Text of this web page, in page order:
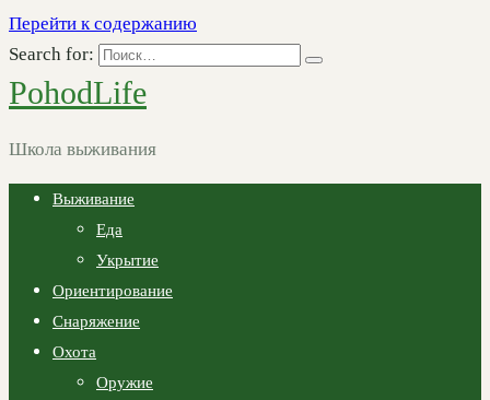
Перейти к содержанию
Search for:
PohodLife
Школа выживания
Выживание
Еда
Укрытие
Ориентирование
Снаряжение
Охота
Оружие